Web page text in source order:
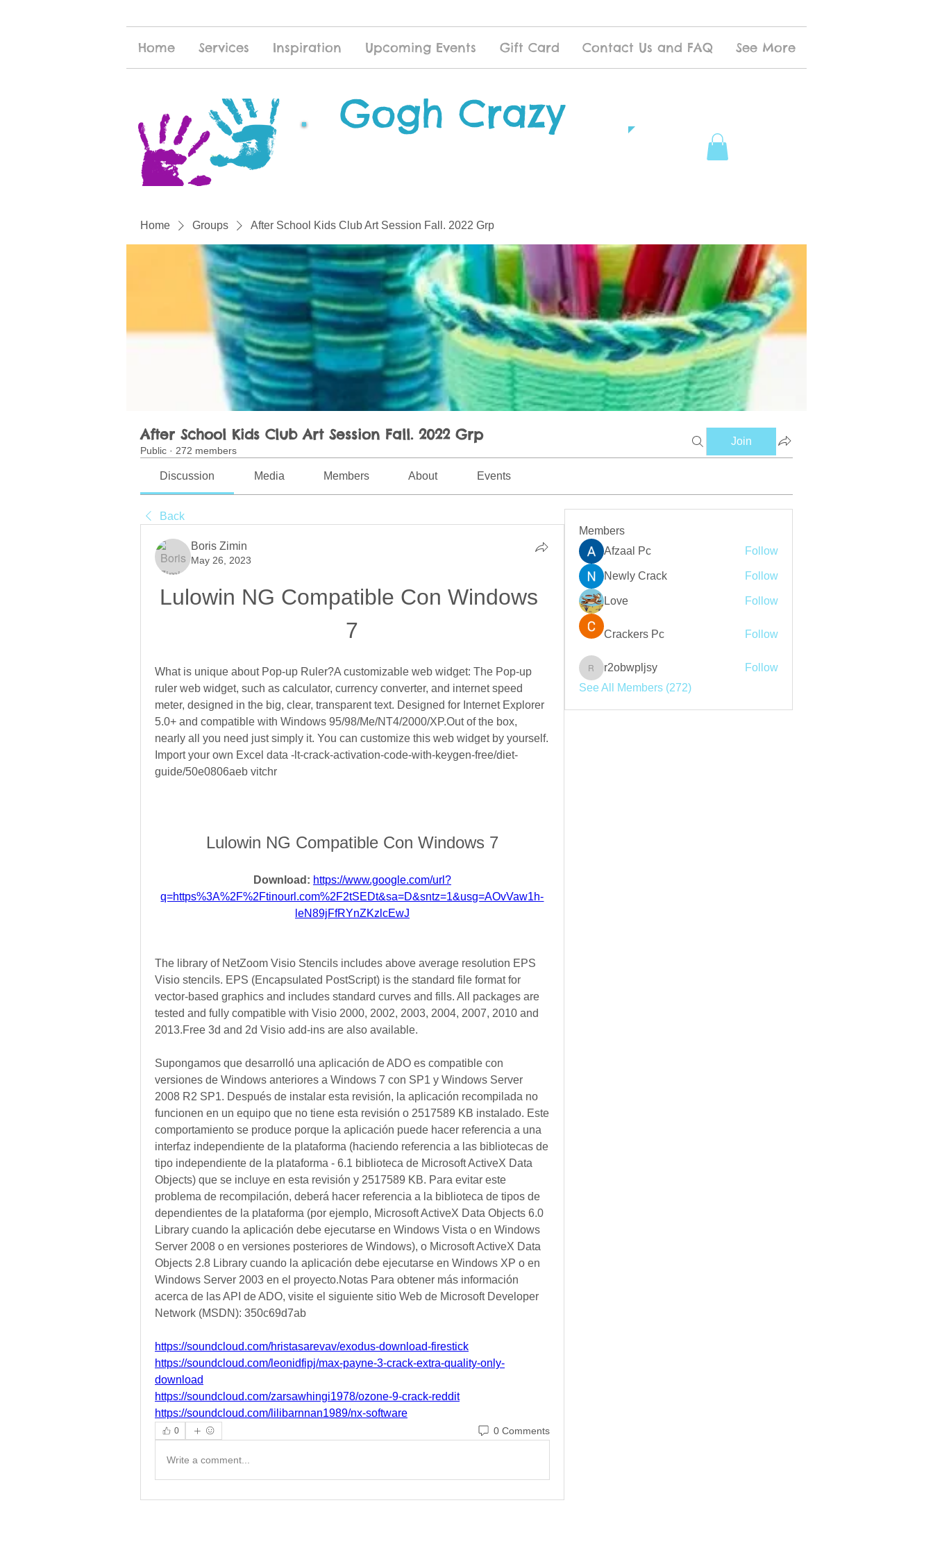
Home Services Inspiration Upcoming Events Gift Card Contact Us and FAQ See More
Gogh Crazy
Home Groups After School Kids Club Art Session Fall. 2022 Grp
After School Kids Club Art Session Fall. 2022 Grp
Public · 272 members
Join
Discussion Media Members About Events
Back
Boris Zimin
May 26, 2023
Lulowin NG Compatible Con Windows
7
What is unique about Pop-up Ruler?A customizable web widget: The Pop-up
ruler web widget, such as calculator, currency converter, and internet speed
meter, designed in the big, clear, transparent text. Designed for Internet Explorer
5.0+ and compatible with Windows 95/98/Me/NT4/2000/XP.Out of the box,
nearly all you need just simply it. You can customize this web widget by yourself.
Import your own Excel data -lt-crack-activation-code-with-keygen-free/diet-
guide/50e0806aeb vitchr
Lulowin NG Compatible Con Windows 7
Download: https://www.google.com/url?
q=https%3A%2F%2Ftinourl.com%2F2tSEDt&sa=D&sntz=1&usg=AOvVaw1h-
leN89jFfRYnZKzlcEwJ
The library of NetZoom Visio Stencils includes above average resolution EPS
Visio stencils. EPS (Encapsulated PostScript) is the standard file format for
vector-based graphics and includes standard curves and fills. All packages are
tested and fully compatible with Visio 2000, 2002, 2003, 2004, 2007, 2010 and
2013.Free 3d and 2d Visio add-ins are also available.
Supongamos que desarrolló una aplicación de ADO es compatible con
versiones de Windows anteriores a Windows 7 con SP1 y Windows Server
2008 R2 SP1. Después de instalar esta revisión, la aplicación recompilada no
funcionen en un equipo que no tiene esta revisión o 2517589 KB instalado. Este
comportamiento se produce porque la aplicación puede hacer referencia a una
interfaz independiente de la plataforma (haciendo referencia a las bibliotecas de
tipo independiente de la plataforma - 6.1 biblioteca de Microsoft ActiveX Data
Objects) que se incluye en esta revisión y 2517589 KB. Para evitar este
problema de recompilación, deberá hacer referencia a la biblioteca de tipos de
dependientes de la plataforma (por ejemplo, Microsoft ActiveX Data Objects 6.0
Library cuando la aplicación debe ejecutarse en Windows Vista o en Windows
Server 2008 o en versiones posteriores de Windows), o Microsoft ActiveX Data
Objects 2.8 Library cuando la aplicación debe ejecutarse en Windows XP o en
Windows Server 2003 en el proyecto.Notas Para obtener más información
acerca de las API de ADO, visite el siguiente sitio Web de Microsoft Developer
Network (MSDN): 350c69d7ab
https://soundcloud.com/hristasarevav/exodus-download-firestick
https://soundcloud.com/leonidfipj/max-payne-3-crack-extra-quality-only-
download
https://soundcloud.com/zarsawhingi1978/ozone-9-crack-reddit
https://soundcloud.com/lilibarnnan1989/nx-software
0 0 Comments
Write a comment...
Members
Afzaal Pc
Follow
Newly Crack Follow
Love Follow
Crackers Pc Follow
r2obwpljsy
r2obwpljsy
Follow
See All Members (272)